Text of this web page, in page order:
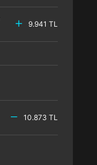
9.941 TL
10.873 TL